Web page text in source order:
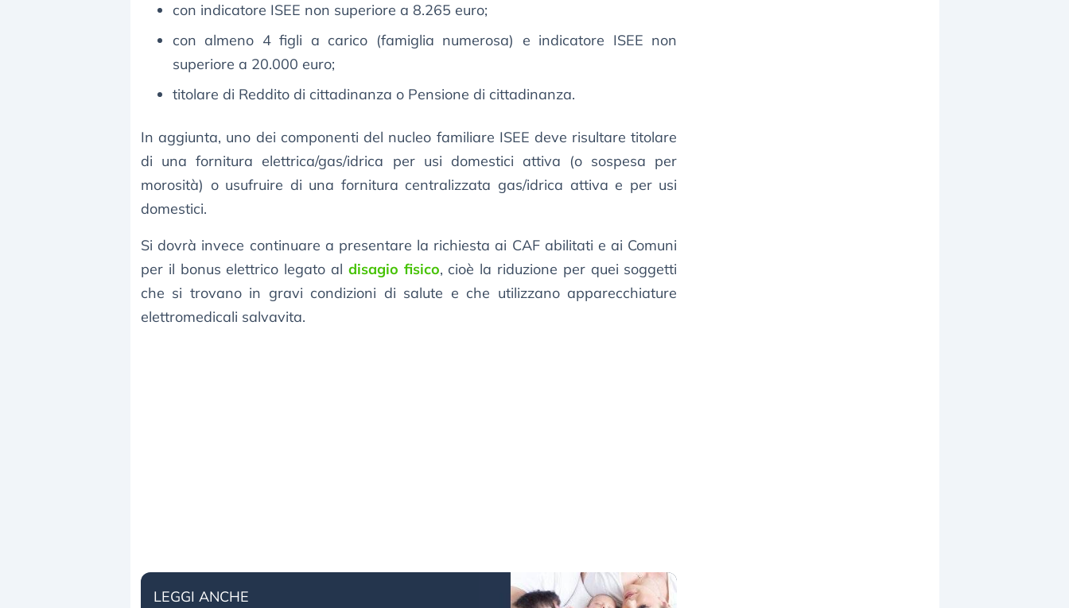
con indicatore ISEE non superiore a 8.265 euro;
con almeno 4 figli a carico (famiglia numerosa) e indicatore ISEE non
superiore a 20.000 euro;
titolare di Reddito di cittadinanza o Pensione di cittadinanza.
In aggiunta, uno dei componenti del nucleo familiare ISEE deve risultare titolare
di una fornitura elettrica/gas/idrica per usi domestici attiva (o sospesa per
morosità) o usufruire di una fornitura centralizzata gas/idrica attiva e per usi
domestici.
Si dovrà invece continuare a presentare la richiesta ai CAF abilitati e ai Comuni
per il bonus elettrico legato al disagio fisico, cioè la riduzione per quei soggetti
che si trovano in gravi condizioni di salute e che utilizzano apparecchiature
elettromedicali salvavita.
LEGGI ANCHE